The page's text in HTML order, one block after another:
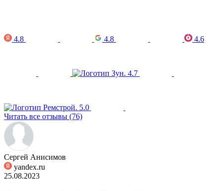
4.8 4.8 4.6
4.7
5.0
Читать все отзывы (76)
Сергей Анисимов
yandex.ru
25.08.2023